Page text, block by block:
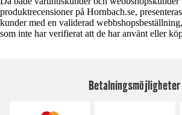
produktrecensioner på Hornbach.se,
kunder med en validerad
som inte har verifierat att de har använt eller
Betalningsmöjligheter